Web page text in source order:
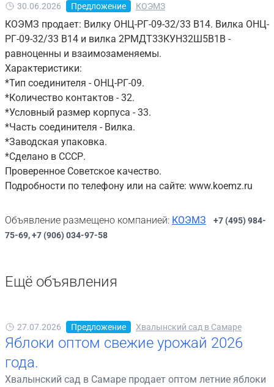
30.06.2026 Предложение КОЭМЗ
КОЭМЗ продает: Вилку ОНЦ-РГ-09-32/33 В14. Вилка ОНЦ-
РГ-09-32/33 В14 и вилка 2РМДТ33КУН32Ш5В1В -
равноценны и взаимозаменяемы.
Характеристики:
*Тип соединителя - ОНЦ-РГ-09.
*Количество контактов - 32.
*Условный размер корпуса - 33.
*Часть соединителя - Вилка.
*Заводская упаковка.
*Сделано в СССР.
Проверенное Советское качество.
Подробности по телефону или на сайте: www.koemz.ru
Объявление размещено компанией: КОЭМЗ
+7 (495) 984-
75-69, +7 (906) 034-97-58
Ещё объявления
27.07.2026 Предложение Хвалынский сад в Самаре
Яблоки оптом свежие урожай 2026
года.
Хвалынский сад в Самаре продает оптом летние яблоки